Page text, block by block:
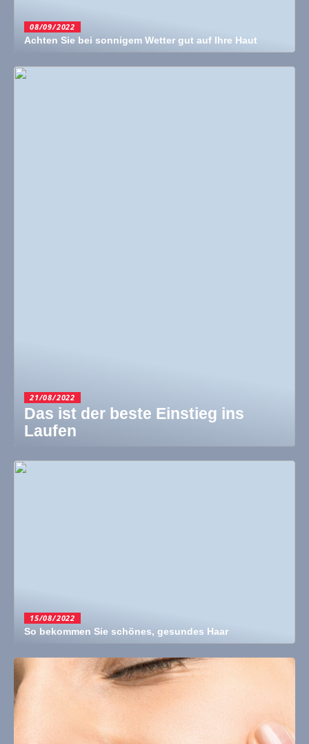
08/09/2022
Achten Sie bei sonnigem Wetter gut auf Ihre Haut
21/08/2022
Das ist der beste Einstieg ins
Laufen
15/08/2022
So bekommen Sie schönes, gesundes Haar